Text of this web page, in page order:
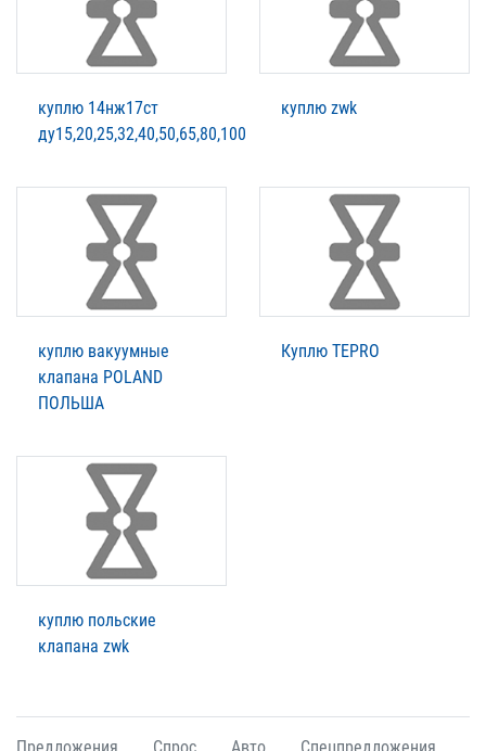
куплю 14нж17ст
ду15,20,25,32,40,50,65,80,100
куплю zwk
куплю вакуумные
клапана POLAND
ПОЛЬША
Куплю TEPRO
куплю польские
клапана zwk